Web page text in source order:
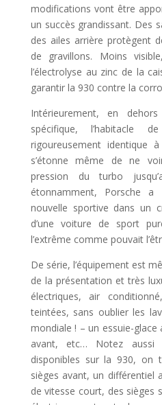
modifications vont être
un succès grandissant. Des
des ailes arrière protègent
de gravillons. Moins
l’électrolyse au zinc de la
garantir la 930 contre la
Intérieurement, en
spécifique,
rigoureusement identique
s’étonne même de ne
pression du turbo
étonnamment, Porsche a
nouvelle sportive dans un
d’une voiture de sport
l’extrême comme pouvait
De série, l’équipement est
de la présentation et très
électriques, air
teintées, sans oublier les
mondiale ! – un essuie-
avant, etc… Notez aussi
disponibles sur la 930, on
sièges avant, un différentiel
de vitesse court, des sièges